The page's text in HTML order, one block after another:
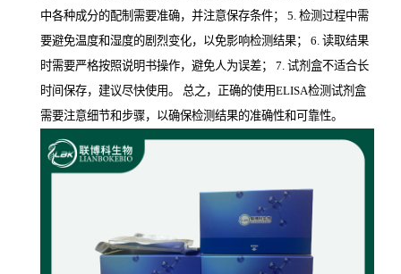
中各种成分的配制需要准确，并注意保存条件； 5. 检测过程中需
要避免温度和湿度的剧烈变化，以免影响检测结果； 6. 读取结果
时需要严格按照说明书操作，避免人为误差； 7. 试剂盒不适合长
时间保存，建议尽快使用。 总之，正确的使用ELISA检测试剂盒
需要注意细节和步骤，以确保检测结果的准确性和可靠性。